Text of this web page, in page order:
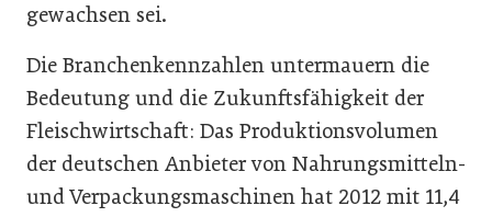
gewachsen sei.
Die Branchenkennzahlen untermauern die
Bedeutung und die Zukunftsfähigkeit der
Fleischwirtschaft: Das Produktionsvolumen
der deutschen Anbieter von Nahrungsmitteln-
und Verpackungsmaschinen hat 2012 mit 11,4